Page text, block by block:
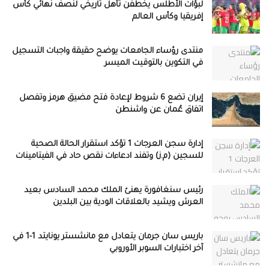
لبؤات الأطلس يخطفن تأهل تاريخي لنصف نهائي كأس
إفريقيا وكأس العالم
منتدى رؤساء الجامعات يوضح حقيقة واجبات التسجيل
في التكوين بالتوقيت الميسر
إيران تضع 6 شروط لإعادة فتح مضيق هرمز وتفصل
اتفاق عُمان عن واشنطن
إدارة سجن العرجات 1 تؤكد استقرار الحالة الصحية
للسجين (م.ز) وتفند ادعاءات نقص حاد في الفيتامينات
رئيس سنغافورة يهنئ الملك محمد السادس بعيد
العرش ويشيد بالعلاقات الودية بين البلدين
باريس سان جرمان يتعادل مع مانشستر يونايتد 1-1 في
آخر اختبارات السوبر الأوروبي